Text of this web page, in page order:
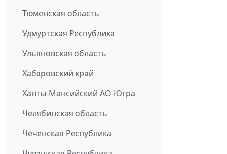
Тюменская область
Удмуртская Республика
Ульяновская область
Хабаровский край
Ханты-Мансийский АО-Югра
Челябинская область
Чеченская Республика